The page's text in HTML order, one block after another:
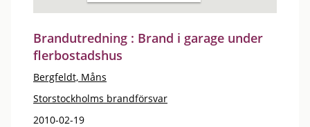
Brandutredning : Brand i garage under
flerbostadshus
Bergfeldt, Måns
Storstockholms brandförsvar
2010-02-19